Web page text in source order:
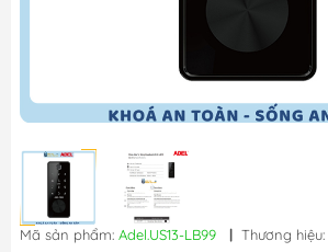
Mã sản phẩm: Adel.US13-LB99 | Thương hiệu: